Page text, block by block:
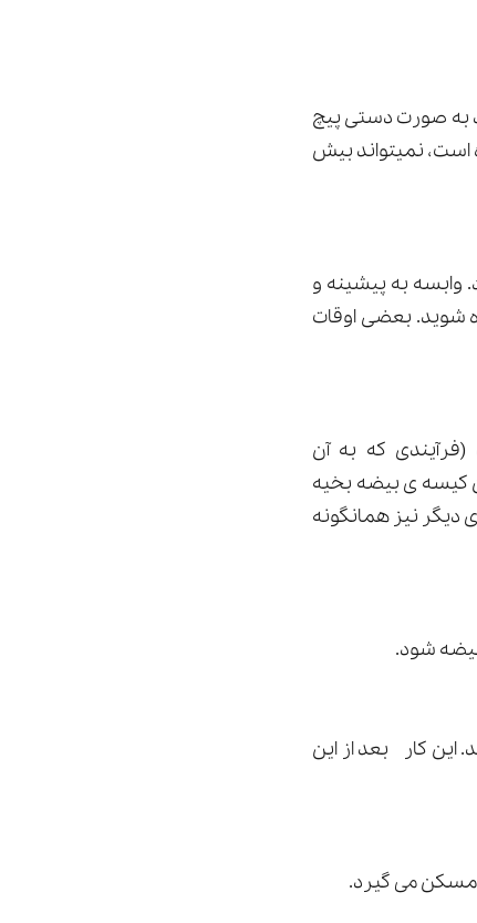
به صورت دستی پیچ
نمیتواند بیش
وابسه به پیشینه و
شوید. بعضی اوقات
که به آن
کیسه ی بیضه بخیه
نیز همانگونه
شود.
کار بعد از این
مسکن می گیرد.